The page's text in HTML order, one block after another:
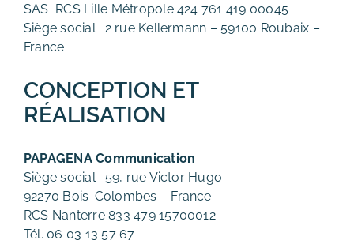
SAS RCS Lille Métropole 424 761 419 00045
Siège social : 2 rue Kellermann – 59100 Roubaix –
France
CONCEPTION ET
RÉALISATION
PAPAGENA Communication
Siège social : 59, rue Victor Hugo
92270 Bois-Colombes – France
RCS Nanterre 833 479 15700012
Tél. 06 03 13 57 67